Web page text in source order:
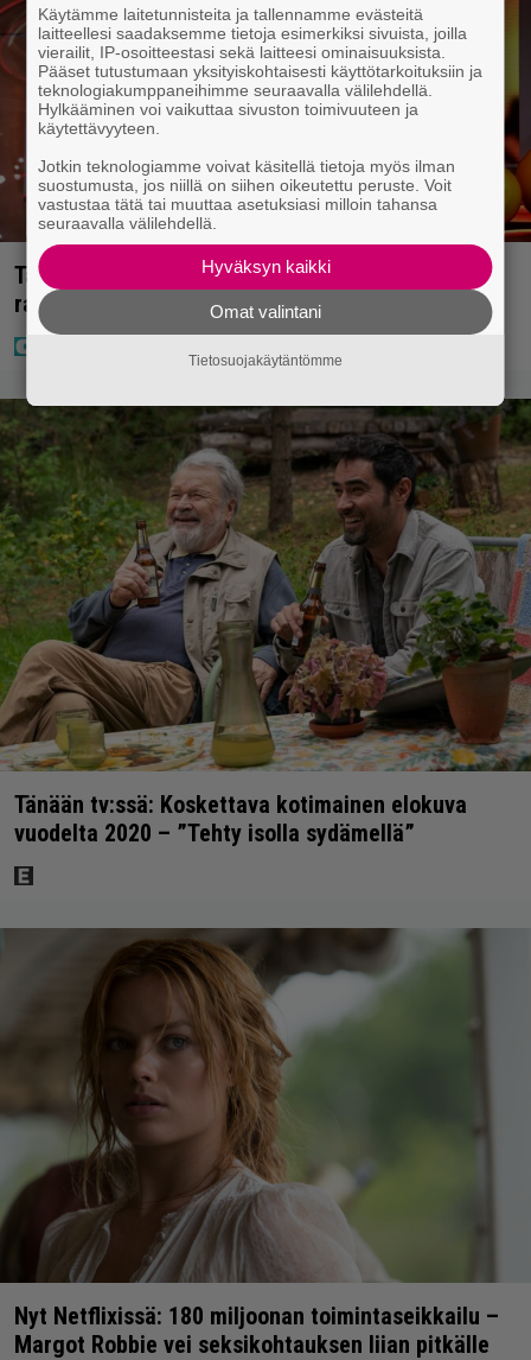
Täällä pelattiin lauantain Loton ja Jokerin isot
rahat – Tokmannilla, ABC:lla, netissä…
Tänään tv:ssä: Koskettava kotimainen elokuva
vuodelta 2020 – ”Tehty isolla sydämellä”
Nyt Netflixissä: 180 miljoonan toimintaseikkailu –
Margot Robbie vei seksikohtauksen liian pitkälle
Käytämme laitetunnisteita ja tallennamme evästeitä
laitteellesi saadaksemme tietoja esimerkiksi sivuista, joilla
vierailit, IP-osoitteestasi sekä laitteesi ominaisuuksista.
Pääset tutustumaan yksityiskohtaisesti käyttötarkoituksiin ja
teknologiakumppaneihimme seuraavalla välilehdellä.
Hylkääminen voi vaikuttaa sivuston toimivuuteen ja
käytettävyyteen.
Jotkin teknologiamme voivat käsitellä tietoja myös ilman
suostumusta, jos niillä on siihen oikeutettu peruste. Voit
vastustaa tätä tai muuttaa asetuksiasi milloin tahansa
seuraavalla välilehdellä.
Hyväksyn kaikki
Omat valintani
Tietosuojakäytäntömme